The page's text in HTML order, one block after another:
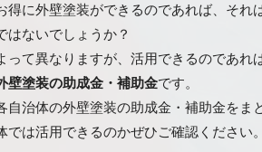
得に外壁塗装ができるのであれば、それ
はないでしょうか？
って異なりますが、活用できるのであれ
壁塗装の助成金・補助金です。
自治体の外壁塗装の助成金・補助金をま
では活用できるのかぜひご確認ください。